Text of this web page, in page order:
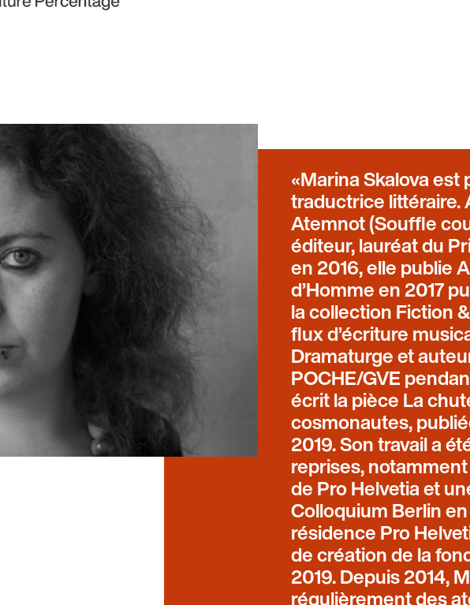
Marina Skalova
traductrice littéraire.
Atemnot (Souffle
éditeur, lauréat du
en 2016, elle publie
d’Homme en 2017
la collection Fiction
flux d’écriture
Dramaturge et
POCHE/GVE
écrit la pièce La
cosmonautes,
2019. Son travail a
reprises,
de Pro Helvetia et
Colloquium Berlin
résidence Pro
de création de la
2019. Depuis 2014,
régulièrement des